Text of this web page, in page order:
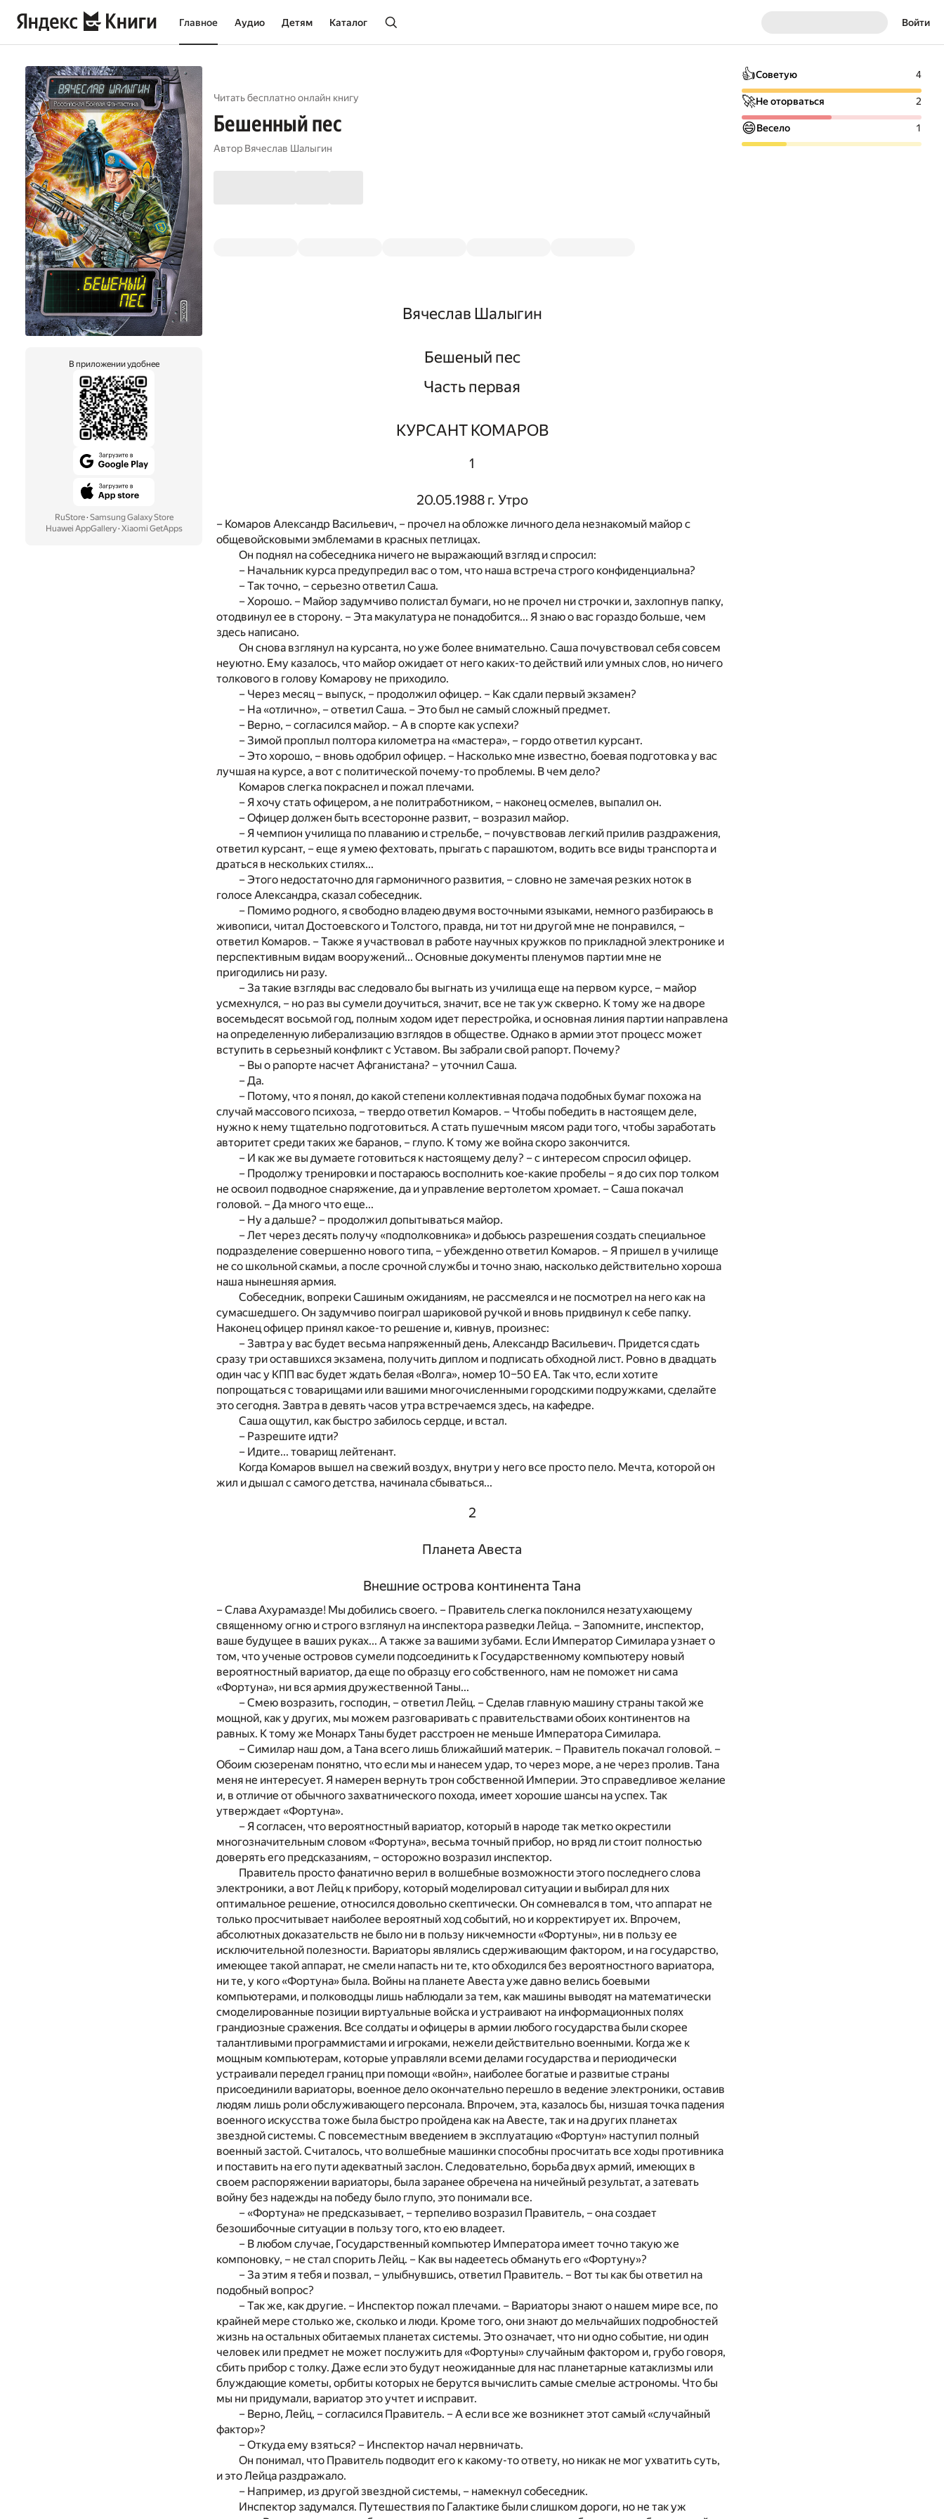
Главное Аудио Детям Каталог Войти
В приложении удобнее
RuStore· Samsung Galaxy Store
Huawei AppGallery· Xiaomi GetApps
Читать бесплатно онлайн книгу
Бешенный пес
Автор Вячеслав Шалыгин
Вячеслав Шалыгин
Бешеный пес
Часть первая
КУРСАНТ КОМАРОВ
1
20.05.1988 г. Утро
– Комаров Александр Васильевич, – прочел на обложке личного дела незнакомый майор с
общевойсковыми эмблемами в красных петлицах.
Он поднял на собеседника ничего не выражающий взгляд и спросил:
– Начальник курса предупредил вас о том, что наша встреча строго конфиденциальна?
– Так точно, – серьезно ответил Саша.
– Хорошо. – Майор задумчиво полистал бумаги, но не прочел ни строчки и, захлопнув папку,
отодвинул ее в сторону. – Эта макулатура не понадобится... Я знаю о вас гораздо больше, чем
здесь написано.
Он снова взглянул на курсанта, но уже более внимательно. Саша почувствовал себя совсем
неуютно. Ему казалось, что майор ожидает от него каких-то действий или умных слов, но ничего
толкового в голову Комарову не приходило.
– Через месяц – выпуск, – продолжил офицер. – Как сдали первый экзамен?
– На «отлично», – ответил Саша. – Это был не самый сложный предмет.
– Верно, – согласился майор. – А в спорте как успехи?
– Зимой проплыл полтора километра на «мастера», – гордо ответил курсант.
– Это хорошо, – вновь одобрил офицер. – Насколько мне известно, боевая подготовка у вас
лучшая на курсе, а вот с политической почему-то проблемы. В чем дело?
Комаров слегка покраснел и пожал плечами.
– Я хочу стать офицером, а не политработником, – наконец осмелев, выпалил он.
– Офицер должен быть всесторонне развит, – возразил майор.
– Я чемпион училища по плаванию и стрельбе, – почувствовав легкий прилив раздражения,
ответил курсант, – еще я умею фехтовать, прыгать с парашютом, водить все виды транспорта и
драться в нескольких стилях...
– Этого недостаточно для гармоничного развития, – словно не замечая резких ноток в
голосе Александра, сказал собеседник.
– Помимо родного, я свободно владею двумя восточными языками, немного разбираюсь в
живописи, читал Достоевского и Толстого, правда, ни тот ни другой мне не понравился, –
ответил Комаров. – Также я участвовал в работе научных кружков по прикладной электронике и
перспективным видам вооружений... Основные документы пленумов партии мне не
пригодились ни разу.
– За такие взгляды вас следовало бы выгнать из училища еще на первом курсе, – майор
усмехнулся, – но раз вы сумели доучиться, значит, все не так уж скверно. К тому же на дворе
восемьдесят восьмой год, полным ходом идет перестройка, и основная линия партии направлена
на определенную либерализацию взглядов в обществе. Однако в армии этот процесс может
вступить в серьезный конфликт с Уставом. Вы забрали свой рапорт. Почему?
– Вы о рапорте насчет Афганистана? – уточнил Саша.
– Да.
– Потому, что я понял, до какой степени коллективная подача подобных бумаг похожа на
случай массового психоза, – твердо ответил Комаров. – Чтобы победить в настоящем деле,
нужно к нему тщательно подготовиться. А стать пушечным мясом ради того, чтобы заработать
авторитет среди таких же баранов, – глупо. К тому же война скоро закончится.
– И как же вы думаете готовиться к настоящему делу? – с интересом спросил офицер.
– Продолжу тренировки и постараюсь восполнить кое-какие пробелы – я до сих пор толком
не освоил подводное снаряжение, да и управление вертолетом хромает. – Саша покачал
головой. – Да много что еще...
– Ну а дальше? – продолжил допытываться майор.
– Лет через десять получу «подполковника» и добьюсь разрешения создать специальное
подразделение совершенно нового типа, – убежденно ответил Комаров. – Я пришел в училище
не со школьной скамьи, а после срочной службы и точно знаю, насколько действительно хороша
наша нынешняя армия.
Собеседник, вопреки Сашиным ожиданиям, не рассмеялся и не посмотрел на него как на
сумасшедшего. Он задумчиво поиграл шариковой ручкой и вновь придвинул к себе папку.
Наконец офицер принял какое-то решение и, кивнув, произнес:
– Завтра у вас будет весьма напряженный день, Александр Васильевич. Придется сдать
сразу три оставшихся экзамена, получить диплом и подписать обходной лист. Ровно в двадцать
один час у КПП вас будет ждать белая «Волга», номер 10–50 ЕА. Так что, если хотите
попрощаться с товарищами или вашими многочисленными городскими подружками, сделайте
это сегодня. Завтра в девять часов утра встречаемся здесь, на кафедре.
Саша ощутил, как быстро забилось сердце, и встал.
– Разрешите идти?
– Идите... товарищ лейтенант.
Когда Комаров вышел на свежий воздух, внутри у него все просто пело. Мечта, которой он
жил и дышал с самого детства, начинала сбываться...
2
Планета Авеста
Внешние острова континента Тана
– Слава Ахурамазде! Мы добились своего. – Правитель слегка поклонился незатухающему
священному огню и строго взглянул на инспектора разведки Лейца. – Запомните, инспектор,
ваше будущее в ваших руках... А также за вашими зубами. Если Император Симилара узнает о
том, что ученые островов сумели подсоединить к Государственному компьютеру новый
вероятностный вариатор, да еще по образцу его собственного, нам не поможет ни сама
«Фортуна», ни вся армия дружественной Таны...
– Смею возразить, господин, – ответил Лейц. – Сделав главную машину страны такой же
мощной, как у других, мы можем разговаривать с правительствами обоих континентов на
равных. К тому же Монарх Таны будет расстроен не меньше Императора Симилара.
– Симилар наш дом, а Тана всего лишь ближайший материк. – Правитель покачал головой. –
Обоим сюзеренам понятно, что если мы и нанесем удар, то через море, а не через пролив. Тана
меня не интересует. Я намерен вернуть трон собственной Империи. Это справедливое желание
и, в отличие от обычного захватнического похода, имеет хорошие шансы на успех. Так
утверждает «Фортуна».
– Я согласен, что вероятностный вариатор, который в народе так метко окрестили
многозначительным словом «Фортуна», весьма точный прибор, но вряд ли стоит полностью
доверять его предсказаниям, – осторожно возразил инспектор.
Правитель просто фанатично верил в волшебные возможности этого последнего слова
электроники, а вот Лейц к прибору, который моделировал ситуации и выбирал для них
оптимальное решение, относился довольно скептически. Он сомневался в том, что аппарат не
только просчитывает наиболее вероятный ход событий, но и корректирует их. Впрочем,
абсолютных доказательств не было ни в пользу никчемности «Фортуны», ни в пользу ее
исключительной полезности. Вариаторы являлись сдерживающим фактором, и на государство,
имеющее такой аппарат, не смели напасть ни те, кто обходился без вероятностного вариатора,
ни те, у кого «Фортуна» была. Войны на планете Авеста уже давно велись боевыми
компьютерами, и полководцы лишь наблюдали за тем, как машины выводят на математически
смоделированные позиции виртуальные войска и устраивают на информационных полях
грандиозные сражения. Все солдаты и офицеры в армии любого государства были скорее
талантливыми программистами и игроками, нежели действительно военными. Когда же к
мощным компьютерам, которые управляли всеми делами государства и периодически
устраивали передел границ при помощи «войн», наиболее богатые и развитые страны
присоединили вариаторы, военное дело окончательно перешло в ведение электроники, оставив
людям лишь роли обслуживающего персонала. Впрочем, эта, казалось бы, низшая точка падения
военного искусства тоже была быстро пройдена как на Авесте, так и на других планетах
звездной системы. С повсеместным введением в эксплуатацию «Фортун» наступил полный
военный застой. Считалось, что волшебные машинки способны просчитать все ходы противника
и поставить на его пути адекватный заслон. Следовательно, борьба двух армий, имеющих в
своем распоряжении вариаторы, была заранее обречена на ничейный результат, а затевать
войну без надежды на победу было глупо, это понимали все.
– «Фортуна» не предсказывает, – терпеливо возразил Правитель, – она создает
безошибочные ситуации в пользу того, кто ею владеет.
– В любом случае, Государственный компьютер Императора имеет точно такую же
компоновку, – не стал спорить Лейц. – Как вы надеетесь обмануть его «Фортуну»?
– За этим я тебя и позвал, – улыбнувшись, ответил Правитель. – Вот ты как бы ответил на
подобный вопрос?
– Так же, как другие. – Инспектор пожал плечами. – Вариаторы знают о нашем мире все, по
крайней мере столько же, сколько и люди. Кроме того, они знают до мельчайших подробностей
жизнь на остальных обитаемых планетах системы. Это означает, что ни одно событие, ни один
человек или предмет не может послужить для «Фортуны» случайным фактором и, грубо говоря,
сбить прибор с толку. Даже если это будут неожиданные для нас планетарные катаклизмы или
блуждающие кометы, орбиты которых не берутся вычислить самые смелые астрономы. Что бы
мы ни придумали, вариатор это учтет и исправит.
– Верно, Лейц, – согласился Правитель. – А если все же возникнет этот самый «случайный
фактор»?
– Откуда ему взяться? – Инспектор начал нервничать.
Он понимал, что Правитель подводит его к какому-то ответу, но никак не мог ухватить суть,
и это Лейца раздражало.
– Например, из другой звездной системы, – намекнул собеседник.
Инспектор задумался. Путешествия по Галактике были слишком дороги, но не так уж
👍Советую 4
🚀Не оторваться 2
😄Весело 1